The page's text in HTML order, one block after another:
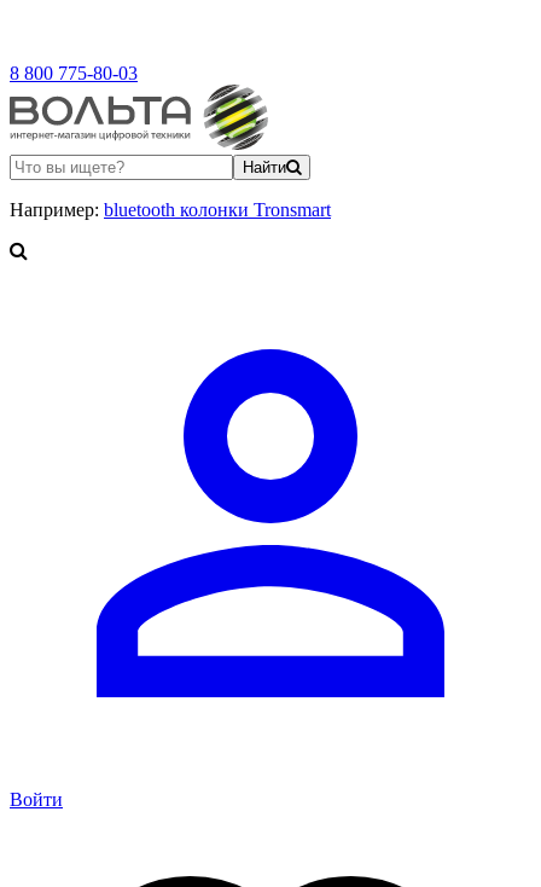
8 800 775-80-03
Найти
Например: bluetooth колонки Tronsmart
Войти